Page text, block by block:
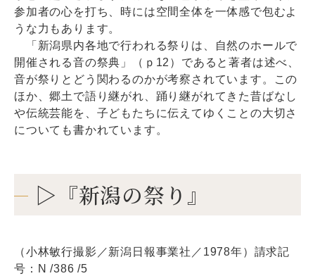
参加者の心を打ち、時には空間全体を一体感で包むよ
うな力もあります。
「新潟県内各地で行われる祭りは、自然のホールで
開催される音の祭典」（ｐ12）であると著者は述べ、
音が祭りとどう関わるのかが考察されています。この
ほか、郷土で語り継がれ、踊り継がれてきた昔ばなし
や伝統芸能を、子どもたちに伝えてゆくことの大切さ
についても書かれています。
▷『新潟の祭り』
（小林敏行撮影／新潟日報事業社／1978年）請求記
号：N /386 /5